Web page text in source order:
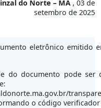
do Norte – MA , 03 de
setembro de 2025
eletrônico emitido
do documento pode ser
o código